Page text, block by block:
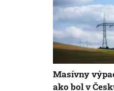
Masívny
ako bol v